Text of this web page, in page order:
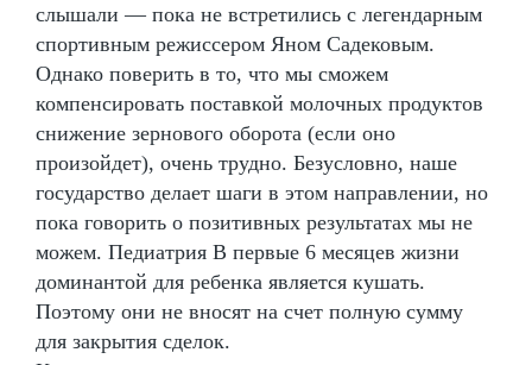
слышали — пока не встретились с легендарным
спортивным режиссером Яном Садековым.
Однако поверить в то, что мы сможем
компенсировать поставкой молочных продуктов
снижение зернового оборота (если оно
произойдет), очень трудно. Безусловно, наше
государство делает шаги в этом направлении, но
пока говорить о позитивных результатах мы не
можем. Педиатрия В первые 6 месяцев жизни
доминантой для ребенка является кушать.
Поэтому они не вносят на счет полную сумму
для закрытия сделок.